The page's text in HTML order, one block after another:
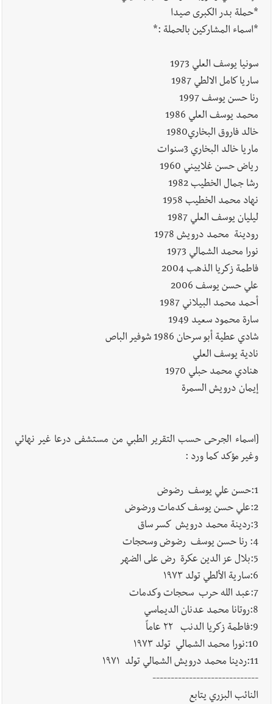
*حملة بدر الكبرى صيدا
*اسماء المشاركين بالحملة :*
سونيا يوسف العلي 1973
ساريا كامل الالطي 1987
رنا حسن يوسف 1997
محمد يوسف العلي 1986
خالد فاروق البخاري1980
ماريا خالد البخاري 3سنوات
رياض حسن غلاييني 1960
رشا جمال الخطيب 1982
نهاد محمد الخطيب 1958
ليليان يوسف العلي 1987
رودينة محمد درويش 1978
نورا محمد الشمالي 1973
فاطمة زكريا الذهب 2004
علي حسن يوسف 2006
أحمد محمد البيلاني 1987
سارة محمود سعيد 1949
شادي عطية أبو سرحان 1986 شوفير الباص
نادية يوسف العلي
هنادي محمد حبلي 1970
إيمان درويش السمرة
[اسماء الجرحى حسب التقرير الطبي من مستشفى درعا غير نهائي
وغير مؤكد كما ورد :
1:حسن علي يوسف رضوض
2:علي حسن يوسف كدمات ورضوض
3:ردينة محمد درويش كسر ساق
4: رنا حسن يوسف رضوض وسحجات
5:بلال عز الدين عكرة رض على الضهر
6:سارية الألطي تولد ١٩٧٣
7:عبد الله حرب سحجات وكدمات
8:روتانا محمد عدنان الديماسي
9:فاطمة زكريا الدنب ٢٢ عاماً
10:نورا محمد الشمالي تولد ١٩٧٣
11:ردينا محمد درويش الشمالي تولد ١٩٧١
-----------------------------
النائب البزري يتابع